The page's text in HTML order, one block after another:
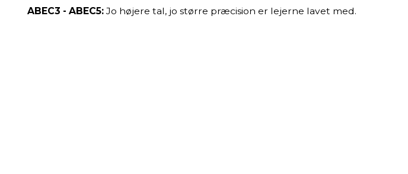
ABEC3 - ABEC5: Jo højere tal, jo større præcision er lejerne lavet med.